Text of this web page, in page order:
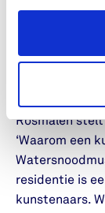
focus omdat
verhalen en
De middag
met de
korte
Rosmalen stelt
‘Waarom een
residentie is
kunstenaars.